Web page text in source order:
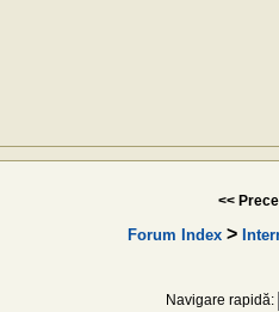
<<
Forum Index >
Navigare rapidă: